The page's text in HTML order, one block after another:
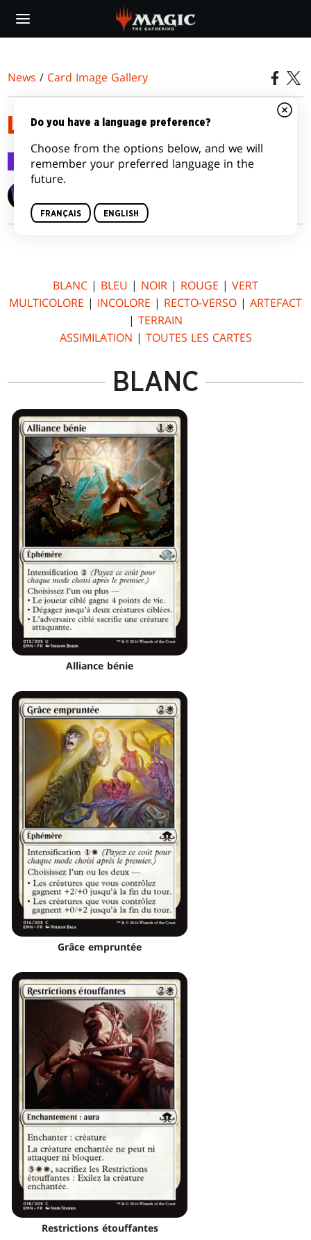
main
News / Card Image Gallery
LA LUNE HERMÉTIQUE
Card Image Gallery 8 juil. 2016
BLANC | BLEU | NOIR | ROUGE | VERT
MULTICOLORE | INCOLORE | RECTO-VERSO | ARTEFACT
| TERRAIN
ASSIMILATION | TOUTES LES CARTES
BLANC
Alliance bénie
Grâce empruntée
Restrictions étouffantes
Do you have a language preference?
Choose from the options below, and we will
remember your preferred language in the
future.
FRANÇAIS ENGLISH